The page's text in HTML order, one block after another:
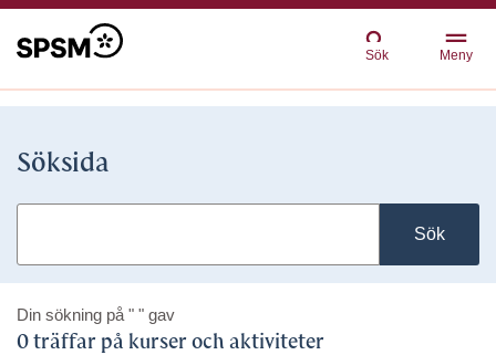
Sök Meny
Söksida
Sök
Din sökning på " " gav
0 träffar på kurser och aktiviteter